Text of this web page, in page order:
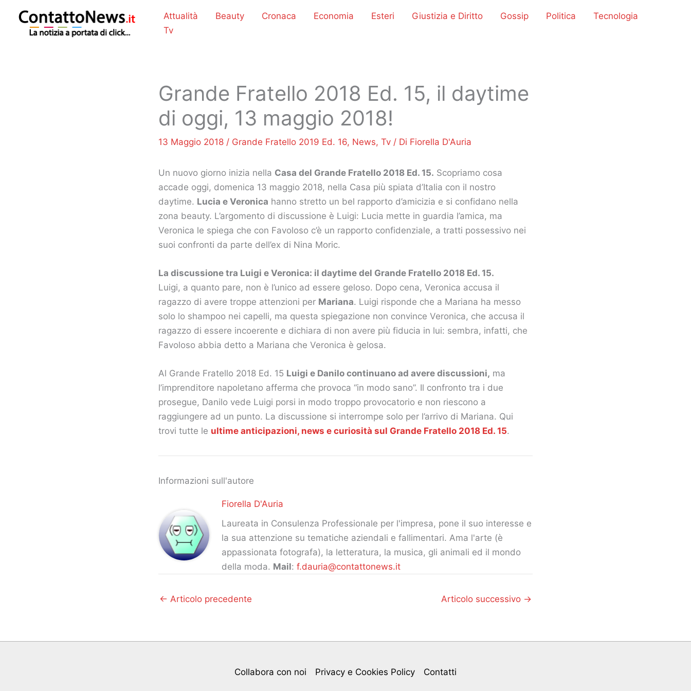
contenuto
Attualità Beauty Cronaca Economia Esteri Giustizia e Diritto Gossip Politica
Tecnologia
Tv
Grande Fratello 2018 Ed. 15, il daytime
di oggi, 13 maggio 2018!
13 Maggio 2018 / Grande Fratello 2019 Ed. 16, News, Tv / Di Fiorella D'Auria
Un nuovo giorno inizia nella Casa del Grande Fratello 2018 Ed. 15. Scopriamo cosa
accade oggi, domenica 13 maggio 2018, nella Casa più spiata d’Italia con il nostro
daytime. Lucia e Veronica hanno stretto un bel rapporto d’amicizia e si confidano nella
zona beauty. L’argomento di discussione è Luigi: Lucia mette in guardia l’amica, ma
Veronica le spiega che con Favoloso c’è un rapporto confidenziale, a tratti possessivo nei
suoi confronti da parte dell’ex di Nina Moric.
La discussione tra Luigi e Veronica: il daytime del Grande Fratello 2018 Ed. 15.
Luigi, a quanto pare, non è l’unico ad essere geloso. Dopo cena, Veronica accusa il
ragazzo di avere troppe attenzioni per Mariana. Luigi risponde che a Mariana ha messo
solo lo shampoo nei capelli, ma questa spiegazione non convince Veronica, che accusa il
ragazzo di essere incoerente e dichiara di non avere più fiducia in lui: sembra, infatti, che
Favoloso abbia detto a Mariana che Veronica è gelosa.
Al Grande Fratello 2018 Ed. 15 Luigi e Danilo continuano ad avere discussioni, ma
l’imprenditore napoletano afferma che provoca “in modo sano”. Il confronto tra i due
prosegue, Danilo vede Luigi porsi in modo troppo provocatorio e non riescono a
raggiungere ad un punto. La discussione si interrompe solo per l’arrivo di Mariana. Qui
trovi tutte le ultime anticipazioni, news e curiosità sul Grande Fratello 2018 Ed. 15.
Informazioni sull'autore
Fiorella D'Auria
Laureata in Consulenza Professionale per l'impresa, pone il suo interesse e
la sua attenzione su tematiche aziendali e fallimentari. Ama l'arte (è
appassionata fotografa), la letteratura, la musica, gli animali ed il mondo
della moda. Mail: f.dauria@contattonews.it
← Articolo precedente Articolo successivo →
Collabora con noi Privacy e Cookies Policy Contatti